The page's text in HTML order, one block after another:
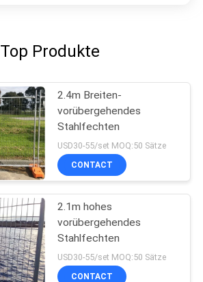
Top Produkte
2.4m Breiten-
vorübergehendes
Stahlfechten
USD30-55/set MOQ:50 Sätze
CONTACT
2.1m hohes
vorübergehendes
Stahlfechten
USD30-55/set MOQ:50 Sätze
CONTACT